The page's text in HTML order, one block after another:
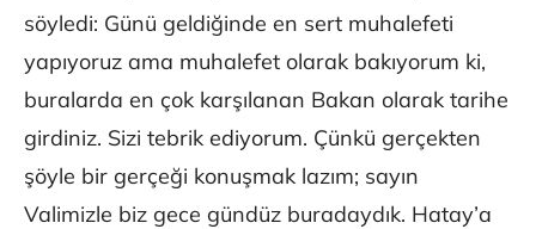
söyledi: Günü geldiğinde en sert muhalefeti
yapıyoruz ama muhalefet olarak bakıyorum ki,
buralarda en çok karşılanan Bakan olarak tarihe
girdiniz. Sizi tebrik ediyorum. Çünkü gerçekten
şöyle bir gerçeği konuşmak lazım; sayın
Valimizle biz gece gündüz buradaydık. Hatay’a